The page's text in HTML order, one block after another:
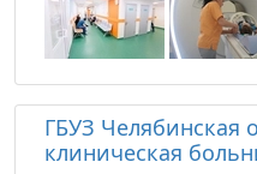
ГБУЗ Челябинская
клиническая